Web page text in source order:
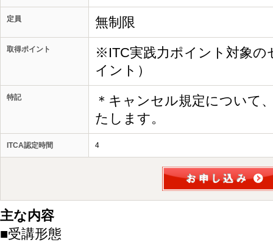
定員 無制限
取得ポイント
※ITC実践力ポイント対象の
イント）
特記
＊キャンセル規定について
たします。
ITCA認定時間 4
主な内容
■受講形態